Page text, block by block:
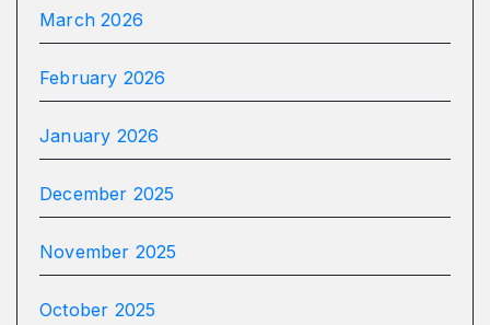
March 2026
February 2026
January 2026
December 2025
November 2025
October 2025